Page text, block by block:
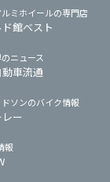
ミホイールの専門店
館ベスト
ニュース
車流通
ソンのバイク情報
ー
報